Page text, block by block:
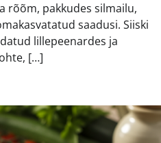
rõõm, pakkudes silmailu,
saadusi. Siiski
lillepeenardes ja
[…]